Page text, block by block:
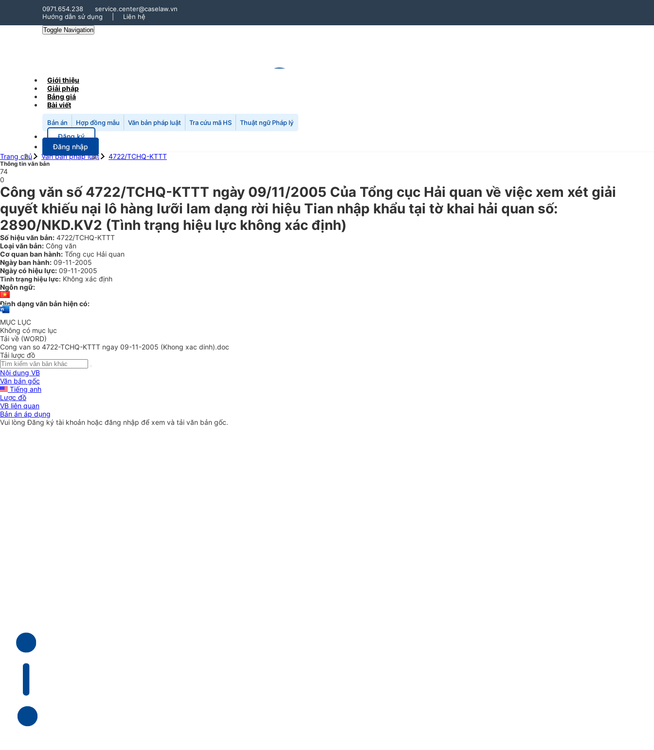
0971.654.238
service.center@caselaw.vn
Hướng dẫn sử dụng
Liên hệ
Toggle Navigation
Giới thiệu
Giải pháp
Bảng giá
Bài viết
Bản án Hợp đồng mẫu Văn bản pháp luật Tra cứu mã HS Thuật ngữ Pháp lý
Đăng ký
Đăng nhập
Trang chủ
Văn bản pháp luật 4722/TCHQ-KTTT
Thông tin văn bản
74
0
Công văn số 4722/TCHQ-KTTT ngày 09/11/2005 Của Tổng cục Hải quan về việc xem xét giải
quyết khiếu nại lô hàng lưỡi lam dạng rời hiệu Tian nhập khẩu tại tờ khai hải quan số:
2890/NKD.KV2 (Tình trạng hiệu lực không xác định)
Số hiệu văn bản: 4722/TCHQ-KTTT
Loại văn bản: Công văn
Cơ quan ban hành: Tổng cục Hải quan
Ngày ban hành: 09-11-2005
Ngày có hiệu lực: 09-11-2005
Tình trạng hiệu lực: Không xác định
Ngôn ngữ:
Định dạng văn bản hiện có:
MỤC LỤC
Không có mục lục
Tải về (WORD)
Cong van so 4722-TCHQ-KTTT ngay 09-11-2005 (Khong xac dinh).doc
Tải lược đồ
Nội dung VB
Văn bản gốc
Tiếng anh
Lược đồ
VB liên quan
Bản án áp dụng
Vui lòngĐăng ký tài khoản hoặc đăng nhập để xem và tải văn bản gốc.